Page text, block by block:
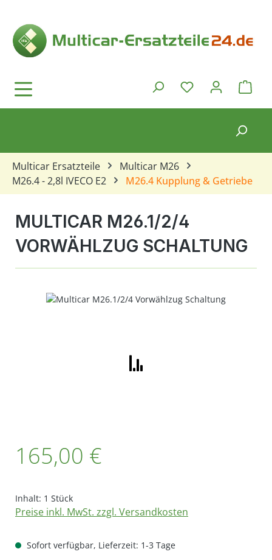
Du hast 0
Multicar Ersatzteile
Multicar M26
M26.4 - 2,8l IVECO E2
M26.4 Kupplung & Getriebe
MULTICAR M26.1/2/4
VORWÄHLZUG SCHALTUNG
Bildergalerie überspringen
165,00 €
Inhalt: 1 Stück
Preise inkl. MwSt. zzgl. Versandkosten
Sofort verfügbar, Lieferzeit: 1-3 Tage